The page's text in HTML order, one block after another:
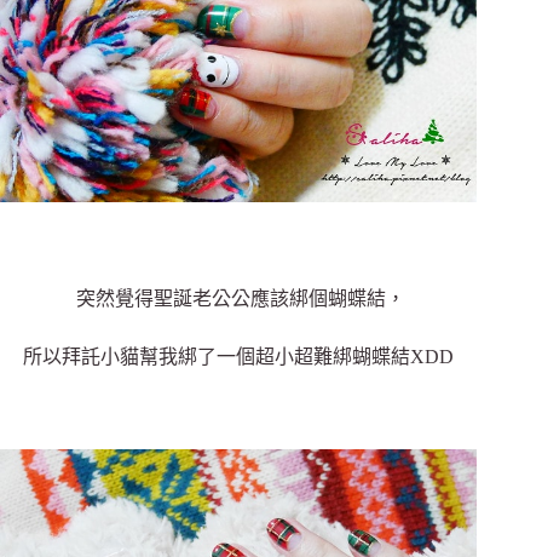
突然覺得聖誕老公公應該綁個蝴蝶結，
所以拜託小貓幫我綁了一個超小超難綁蝴蝶結XDD